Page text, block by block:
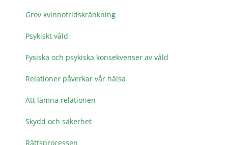
Grov kvinnofridskränkning
Psykiskt våld
Fysiska och psykiska konsekvenser av våld
Relationer påverkar vår hälsa
Att lämna relationen
Skydd och säkerhet
Rättsprocessen